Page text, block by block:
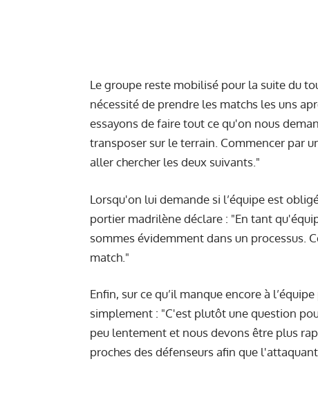
Le groupe reste mobilisé pour la suite du
nécessité de prendre les matchs les uns
essayons de faire tout ce qu'on nous
transposer sur le terrain. Commencer par
aller chercher les deux suivants."
Lorsqu'on lui demande si l’équipe est
portier madrilène déclare : "En tant
sommes évidemment dans un processus.
match."
Enfin, sur ce qu’il manque encore à
simplement : "C'est plutôt une question
peu lentement et nous devons être plus
proches des défenseurs afin que